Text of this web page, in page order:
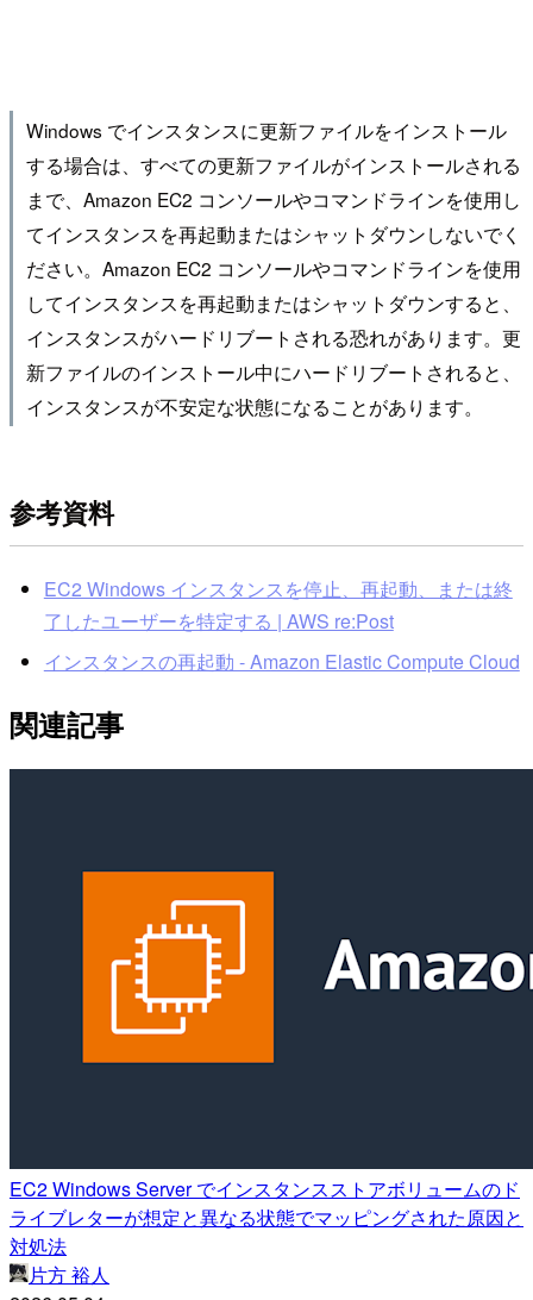
Windows でインスタンスに更新ファイルをインストール
する場合は、すべての更新ファイルがインストールされる
まで、Amazon EC2 コンソールやコマンドラインを使用し
てインスタンスを再起動またはシャットダウンしないでく
ださい。Amazon EC2 コンソールやコマンドラインを使用
してインスタンスを再起動またはシャットダウンすると、
インスタンスがハードリブートされる恐れがあります。更
新ファイルのインストール中にハードリブートされると、
インスタンスが不安定な状態になることがあります。
参考資料
EC2 Windows インスタンスを停止、再起動、または終
了したユーザーを特定する | AWS re:Post
インスタンスの再起動 - Amazon Elastic Compute Cloud
関連記事
EC2 Windows Server でインスタンスストアボリュームのド
ライブレターが想定と異なる状態でマッピングされた原因と
対処法
片方 裕人